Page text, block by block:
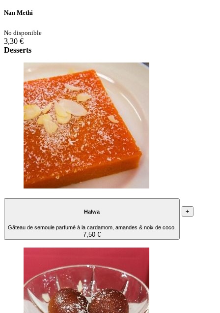
Nan Methi
No disponible
3,30 €
Desserts
Halwa
Gâteau de semoule parfumé à la cardamom, amandes & noix de coco.
7,50 €
+